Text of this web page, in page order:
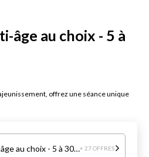
âge au choix - 5 à
offrez une séance unique
Technologie anti-âge au choix - 5 à 30 minutes+ 27 OFFRES